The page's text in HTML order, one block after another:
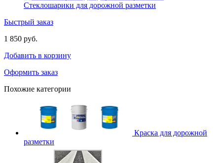
Стеклошарики для дорожной разметки
Быстрый заказ
1 850 руб.
Добавить в корзину
Оформить заказ
Похожие категории
Краска для дорожной
разметки